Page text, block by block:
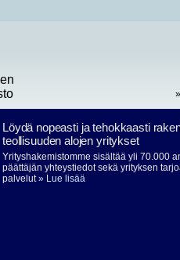
Löydä nopeasti ja tehokkaasti
teollisuuden alojen yritykset
Yrityshakemistomme sisältää yli 70.000
päättäjän yhteystiedot sekä yrityksen
palvelut» Lue lisää